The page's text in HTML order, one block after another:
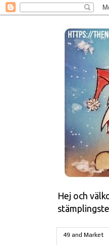
Hej och
49 and Market